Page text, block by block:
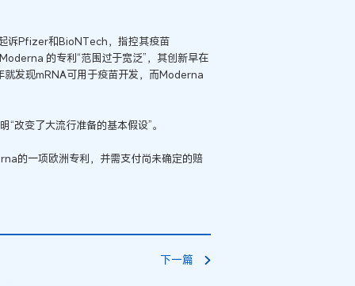
诉Pfizer和BioNTech，指控其疫苗
的专利“范围过于宽泛”，其创新早在
发现mRNA可用于疫苗开发，而Moderna
改变了大流行准备的基本假设”。
的一项欧洲专利，并需支付尚未确定的赔
下一篇